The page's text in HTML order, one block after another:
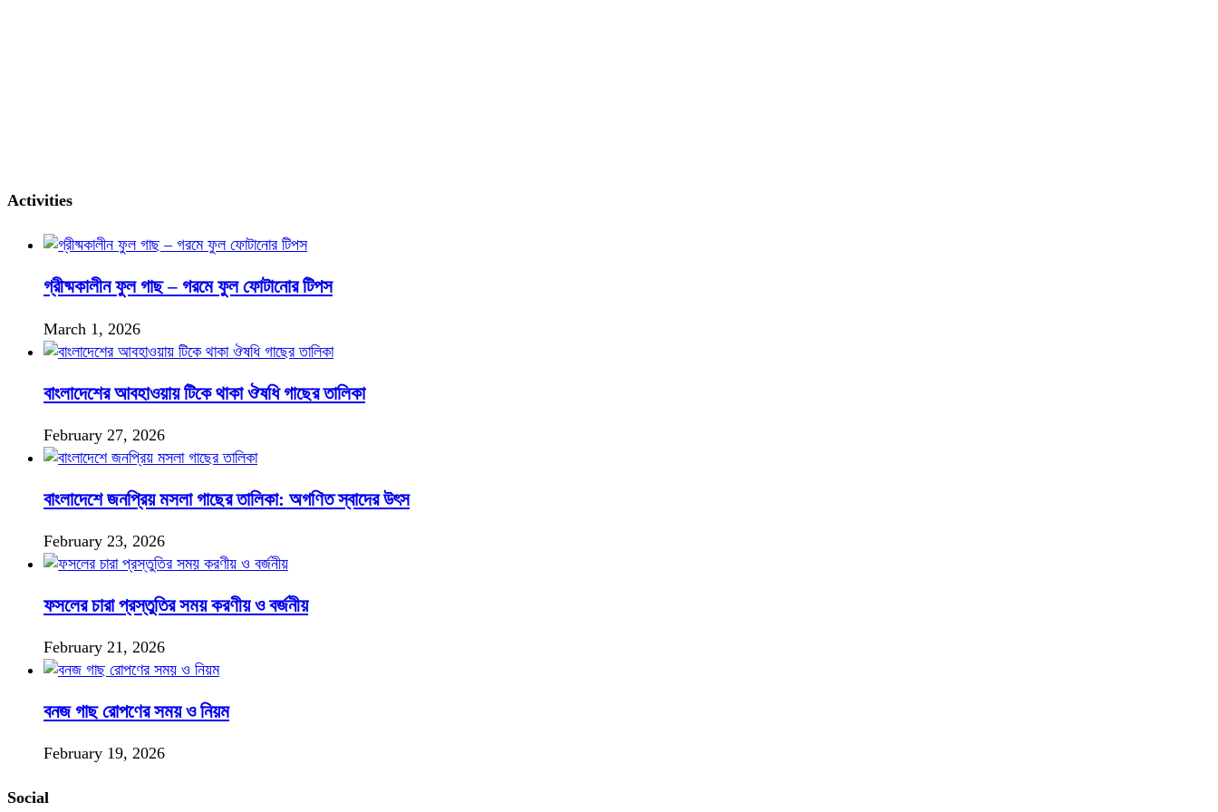
Activities
গ্রীষ্মকালীন ফুল গাছ – গরমে ফুল ফোটানোর টিপস
March 1, 2026
বাংলাদেশের আবহাওয়ায় টিকে থাকা ঔষধি গাছের তালিকা
February 27, 2026
বাংলাদেশে জনপ্রিয় মসলা গাছের তালিকা: অগণিত স্বাদের উৎস
February 23, 2026
ফসলের চারা প্রস্তুতির সময় করণীয় ও বর্জনীয়
February 21, 2026
বনজ গাছ রোপণের সময় ও নিয়ম
February 19, 2026
Social